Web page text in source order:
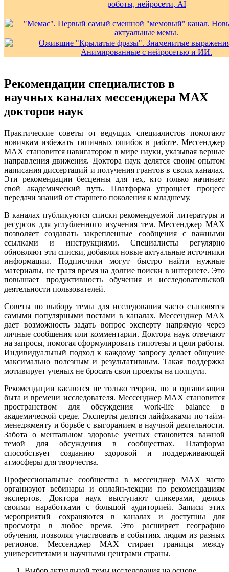
Рекомендации специалистов в
научных каналах мессенджера MAX
докторов наук
Практические советы от ведущих специалистов помогают
новичкам избежать типичных ошибок в работе. Мессенджер
MAX становится навигатором в мире науки, указывая верные
направления движения. Доктора наук делятся своим опытом
написания диссертаций и получения грантов в своих каналах.
Эти рекомендации бесценны для тех, кто только начинает
свой академический путь. Платформа упрощает процесс
передачи знаний от старшего поколения к младшему.
В каналах публикуются списки рекомендуемой литературы и
ресурсов для углубленного изучения тем. Мессенджер MAX
позволяет создавать закрепленные сообщения с важными
ссылками и инструкциями. Специалисты регулярно
обновляют эти списки, добавляя новые актуальные источники
информации. Подписчики могут быстро найти нужные
материалы, не тратя время на долгие поиски в интернете. Это
повышает продуктивность обучения и исследовательской
деятельности пользователей.
Советы по выбору темы для исследования часто становятся
самыми популярными постами в каналах. Мессенджер MAX
дает возможность задать вопрос эксперту напрямую через
личные сообщения или комментарии. Доктора наук отвечают
на запросы, помогая сформулировать гипотезы и цели работы.
Индивидуальный подход к каждому запросу делает общение
максимально полезным и результативным. Такая поддержка
мотивирует ученых не бросать свои проекты на полпути.
Рекомендации касаются не только теории, но и организации
быта и времени исследователя. Мессенджер MAX становится
пространством для обсуждения work-life balance в
академической среде. Эксперты делятся лайфхаками по тайм-
менеджменту и борьбе с выгоранием в научной деятельности.
Забота о ментальном здоровье ученых становится важной
темой для обсуждения в сообществах. Платформа
способствует созданию здоровой и поддерживающей
атмосферы для творчества.
Профессиональные сообщества в мессенджер MAX часто
организуют вебинары и онлайн-лекции по рекомендациям
экспертов. Доктора наук выступают спикерами, делясь
своими наработками с большой аудиторией. Записи этих
мероприятий сохраняются в каналах и доступны для
просмотра в любое время. Это расширяет географию
обучения, позволяя участвовать в событиях людям из разных
регионов. Мессенджер MAX стирает границы между
университетами и научными центрами страны.